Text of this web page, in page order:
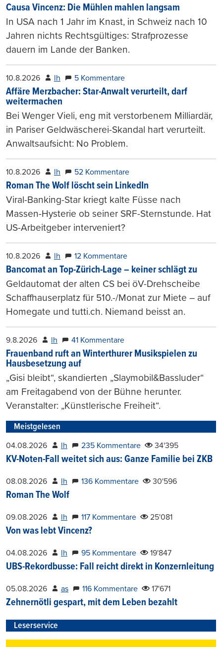
Causa Vincenz: Die Mühlen mahlen langsam
In USA nach 1 Jahr im Knast, in Schweiz nach 10
Jahren nichts Rechtsgültiges: Strafprozesse
dauern im Lande der Banken.
10.8.2026 lh 5 Kommentare
Affäre Merzbacher: Star-Anwalt verurteilt, darf
weitermachen
Bei Wenger Vieli, eng mit verstorbenem Milliardär,
in Pariser Geldwäscherei-Skandal hart verurteilt.
Anwaltsaufsicht: No Problem.
10.8.2026 lh 52 Kommentare
Roman The Wolf löscht sein LinkedIn
Viral-Banking-Star kriegt kalte Füsse nach
Massen-Hysterie ob seiner SRF-Sternstunde. Hat
US-Arbeitgeber interveniert?
10.8.2026 lh 12 Kommentare
Bancomat an Top-Zürich-Lage – keiner schlägt zu
Geldautomat der alten CS bei öV-Drehscheibe
Schaffhauserplatz für 510.-/Monat zur Miete – auf
Homegate und tutti.ch. Niemand beisst an.
9.8.2026 lh 41 Kommentare
Frauenband ruft an Winterthurer Musikspielen zu
Hausbesetzung auf
„Gisi bleibt“, skandierten „Slaymobil&Bassluder“
am Freitagabend von der Bühne herunter.
Veranstalter: „Künstlerische Freiheit“.
Meistgelesen
04.08.2026 lh 235 Kommentare 34'395
KV-Noten-Fall weitet sich aus: Ganze Familie bei ZKB
08.08.2026 lh 136 Kommentare 30'596
Roman The Wolf
09.08.2026 lh 117 Kommentare 25'081
Von was lebt Vincenz?
04.08.2026 lh 95 Kommentare 19'847
UBS-Rekordbusse: Fall reicht direkt in Konzernleitung
05.08.2026 as 116 Kommentare 17'671
Zehnernötli gespart, mit dem Leben bezahlt
Leserservice